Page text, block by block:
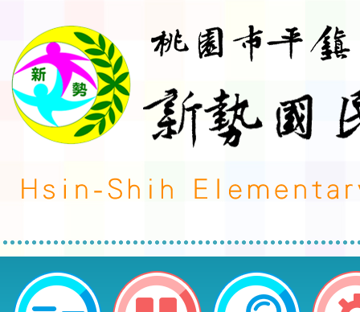
轉知臺北市一口氣英語教育基金會
案-桃園市平鎮區新勢國民小學